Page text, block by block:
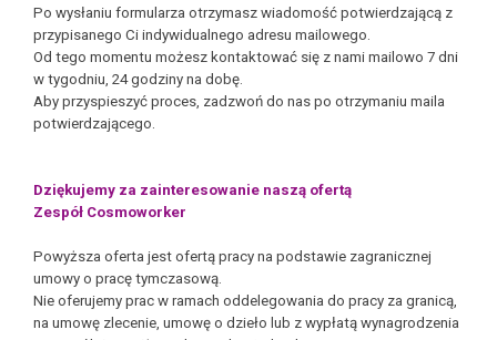
Po wysłaniu formularza otrzymasz wiadomość potwierdzającą z
przypisanego Ci indywidualnego adresu mailowego.
Od tego momentu możesz kontaktować się z nami mailowo 7 dni
w tygodniu, 24 godziny na dobę.
Aby przyspieszyć proces, zadzwoń do nas po otrzymaniu maila
potwierdzającego.
Dziękujemy za zainteresowanie naszą ofertą
Zespół Cosmoworker
Powyższa oferta jest ofertą pracy na podstawie zagranicznej
umowy o pracę tymczasową.
Nie oferujemy prac w ramach oddelegowania do pracy za granicą,
na umowę zlecenie, umowę o dzieło lub z wypłatą wynagrodzenia